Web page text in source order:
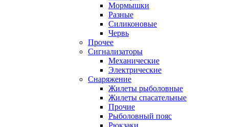
Мормышки
Разные
Силиконовые
Червь
Прочее
Сигнализаторы
Механические
Электрические
Снаряжение
Жилеты рыболовные
Жилеты спасательные
Прочие
Рыболовный пояс
Рюкзаки